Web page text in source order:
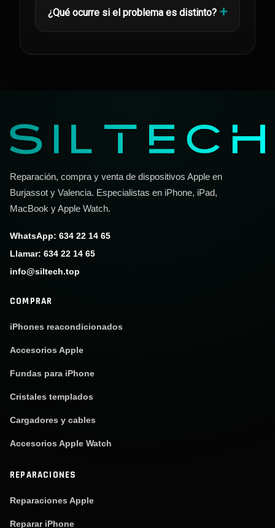
¿Qué ocurre si el problema es distinto?
Reparación, compra y venta de dispositivos Apple en
Burjassot y Valencia. Especialistas en iPhone, iPad,
MacBook y Apple Watch.
WhatsApp: 634 22 14 65
Llamar: 634 22 14 65
info@siltech.top
COMPRAR
iPhones reacondicionados
Accesorios Apple
Fundas para iPhone
Cristales templados
Cargadores y cables
Accesorios Apple Watch
REPARACIONES
Reparaciones Apple
Reparar iPhone